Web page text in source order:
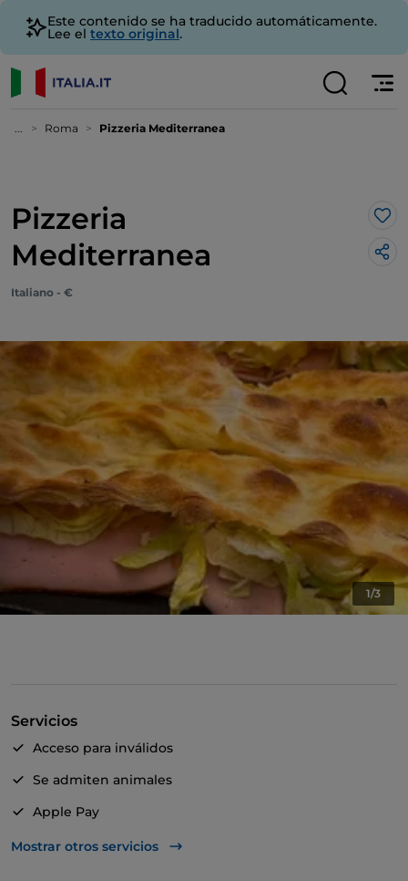
Este contenido se ha traducido automáticamente.
Lee el texto original.
... Roma Pizzeria Mediterranea
Pizzeria
Mediterranea
Me
Italiano - €
1/3
Servicios
Acceso para inválidos
Se admiten animales
Apple Pay
Para llevar
Mostrar otros servicios